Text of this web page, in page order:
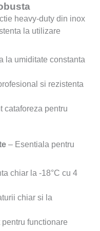
heavy-duty din inox
la utilizare
la umiditate constanta
si rezistenta
cataforeza pentru
– Esentiala pentru
chiar la -18°C cu 4
chiar si la
functionare